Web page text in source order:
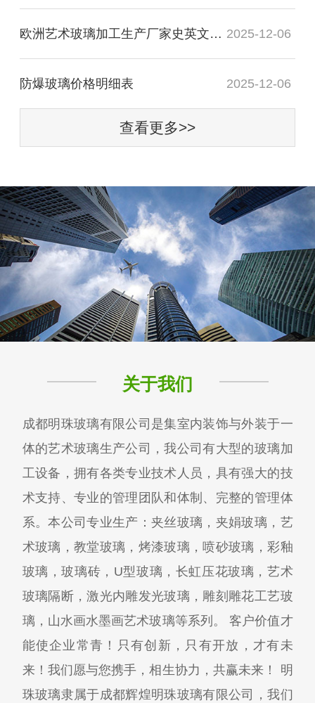
欧洲艺术玻璃加工生产厂家史英文名词解释 2025-12-06
防爆玻璃价格明细表 2025-12-06
查看更多>>
关于我们
成都明珠玻璃有限公司是集室内装饰与外装于一
体的艺术玻璃生产公司，我公司有大型的玻璃加
工设备，拥有各类专业技术人员，具有强大的技
术支持、专业的管理团队和体制、完整的管理体
系。本公司专业生产：夹丝玻璃，夹娟玻璃，艺
术玻璃，教堂玻璃，烤漆玻璃，喷砂玻璃，彩釉
玻璃，玻璃砖，U型玻璃，长虹压花玻璃，艺术
玻璃隔断，激光内雕发光玻璃，雕刻雕花工艺玻
璃，山水画水墨画艺术玻璃等系列。 客户价值才
能使企业常青！只有创新，只有开放，才有未
来！我们愿与您携手，相生协力，共赢未来！ 明
珠玻璃隶属于成都辉煌明珠玻璃有限公司，我们